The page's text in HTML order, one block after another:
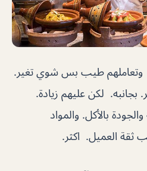
طيب بس شوي تغير.
بجانبه. لكن عليهم زيادة.
بالأكل. والمواد
ثقة العميل. اكثر.